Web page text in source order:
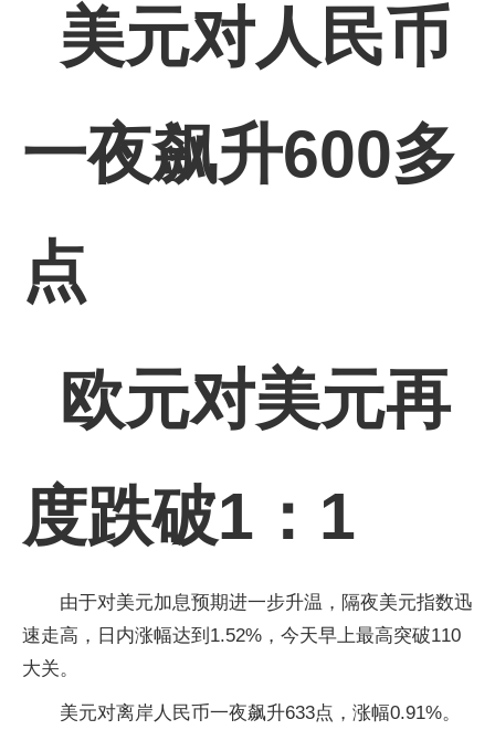
美元对人民币
一夜飙升600多
点
欧元对美元再
度跌破1：1
由于对美元加息预期进一步升温，隔夜美元指数迅
速走高，日内涨幅达到1.52%，今天早上最高突破110
大关。
美元对离岸人民币一夜飙升633点，涨幅0.91%。